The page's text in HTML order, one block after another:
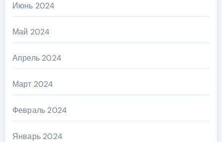
Июнь 2024
Май 2024
Апрель 2024
Март 2024
Февраль 2024
Январь 2024